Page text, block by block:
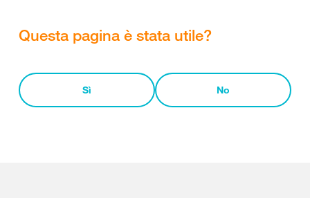
Questa pagina è stata utile?
Sì No